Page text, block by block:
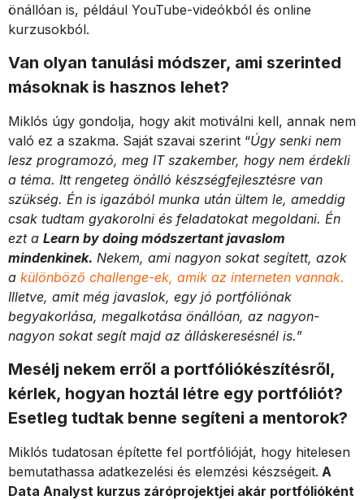
önállóan is, például YouTube-videókból és online
kurzusokból.
Van olyan tanulási módszer, ami szerinted
másoknak is hasznos lehet?
Miklós úgy gondolja, hogy akit motiválni kell, annak nem
való ez a szakma. Saját szavai szerint “Úgy senki nem
lesz programozó, meg IT szakember, hogy nem érdekli
a téma. Itt rengeteg önálló készségfejlesztésre van
szükség. Én is igazából munka után ültem le, ameddig
csak tudtam gyakorolni és feladatokat megoldani. Én
ezt a Learn by doing módszertant javaslom
mindenkinek. Nekem, ami nagyon sokat segített, azok
a különböző challenge-ek, amik az interneten vannak.
Illetve, amit még javaslok, egy jó portfóliónak
begyakorlása, megalkotása önállóan, az nagyon-
nagyon sokat segít majd az álláskeresésnél is.”
Mesélj nekem erről a portfóliókészítésről,
kérlek, hogyan hoztál létre egy portfóliót?
Esetleg tudtak benne segíteni a mentorok?
Miklós tudatosan építette fel portfólióját, hogy hitelesen
bemutathassa adatkezelési és elemzési készségeit. A
Data Analyst kurzus záróprojektjei akár portfólióként